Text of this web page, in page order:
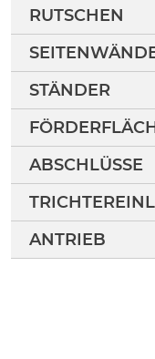
RUTSCHEN
STÄNDER
ABSCHLÜSSE
ANTRIEB